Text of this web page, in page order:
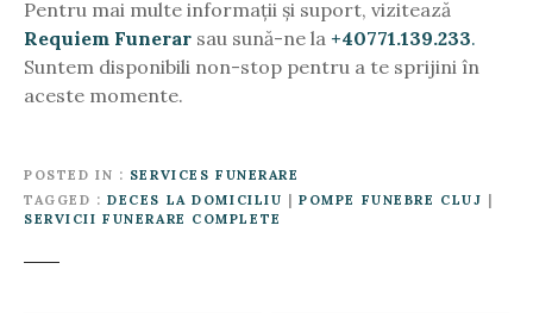
Pentru mai multe informații și suport, vizitează
Requiem Funerar sau sună-ne la +40771.139.233.
Suntem disponibili non-stop pentru a te sprijini în
aceste momente.
POSTED IN
SERVICES FUNERARE
TAGGED
DECES LA DOMICILIU |POMPE FUNEBRE CLUJ
SERVICII FUNERARE COMPLETE